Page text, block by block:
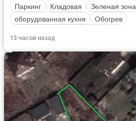
Паркинг
Кладовая Зеленая зона
оборудованная кухня
Обогрев
13 часов назад